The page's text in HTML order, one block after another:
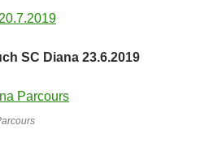
SC Diana 23.6.2019